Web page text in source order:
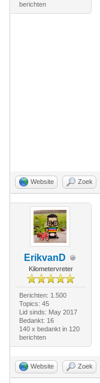
berichten
Website Zoek
ErikvanD
Kilometervreter
Berichten: 1.500
Topics: 45
Lid sinds: May 2017
Bedankt: 16
140 x bedankt in 120
berichten
Website Zoek